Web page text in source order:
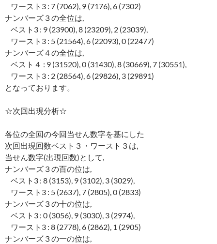
ワースト3 : 7 (7062), 9 (7176), 6 (7302)
ナンバーズ３の全位は,
ベスト3 : 9 (23900), 8 (23209), 2 (23039),
ワースト3 : 5 (21564), 6 (22093), 0 (22477)
ナンバーズ４の全位は,
ベスト４ : 9 (31520), 0 (31430), 8 (30669), 7 (30551),
ワースト3 : 2 (28564), 6 (29826), 3 (29891)
となっております。
☆次回出現分析☆
各位の全回の今回当せん数字を基にした
次回出現回数ベスト３・ワースト３は,
当せん数字(出現回数)として,
ナンバーズ３の百の位は,
ベスト3 : 8 (3153), 9 (3102), 3 (3029),
ワースト3 : 5 (2637), 7 (2805), 0 (2833)
ナンバーズ３の十の位は,
ベスト3 : 0 (3056), 9 (3030), 3 (2974),
ワースト3 : 8 (2778), 6 (2862), 1 (2905)
ナンバーズ３の一の位は,